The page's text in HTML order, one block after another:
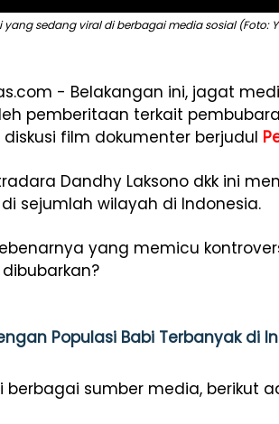
yang sedang viral di berbagai media sosial (Foto:
- Belakangan ini, jagat
pemberitaan terkait
film dokumenter berjudul
Dandhy Laksono dkk ini
sejumlah wilayah di Indonesia.
yang memicu
Populasi Babi Terbanyak di
berbagai sumber media, berikut